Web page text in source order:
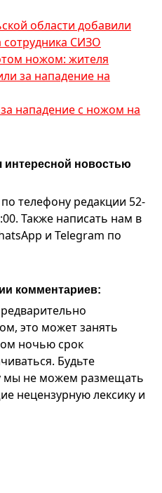
области добавили
сотрудника СИЗО
ножом: жителя
за нападение на
за нападение с ножом на
интересной новостью
телефону редакции 52-
Также написать нам в
и Telegram по
комментариев:
это может занять
ночью срок
Будьте
мы не можем размещать
нецензурную лексику и